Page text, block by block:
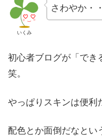
いくみ
さわやか・
初心者ブログが「でき
笑。
やっぱりスキンは便利
配色とか面倒だなとい